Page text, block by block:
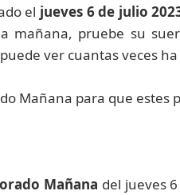
el jueves 6 de julio
mañana, pruebe su
ver cuantas veces
Mañana para que estes
Mañana del jueves